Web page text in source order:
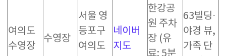
여의도
수영장
수영장
서울 영
등포구
여의도
네이버
지도
한강공
원 주차
장 (유
63빌딩·
야경 뷰,
가족 단